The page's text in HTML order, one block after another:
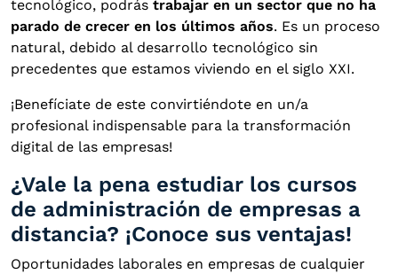
tecnológico, podrás trabajar en un sector que no ha
parado de crecer en los últimos años. Es un proceso
natural, debido al desarrollo tecnológico sin
precedentes que estamos viviendo en el siglo XXI.
¡Benefíciate de este convirtiéndote en un/a
profesional indispensable para la transformación
digital de las empresas!
¿Vale la pena estudiar los cursos
de administración de empresas a
distancia? ¡Conoce sus ventajas!
Oportunidades laborales en empresas de cualquier